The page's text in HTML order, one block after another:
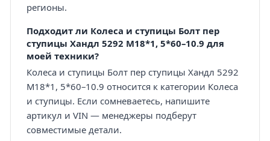
регионы.
Подходит ли Колеса и ступицы Болт пер
ступицы Хандл 5292 M18*1, 5*60–10.9 для
моей техники?
Колеса и ступицы Болт пер ступицы Хандл 5292
M18*1, 5*60–10.9 относится к категории Колеса
и ступицы. Если сомневаетесь, напишите
артикул и VIN — менеджеры подберут
совместимые детали.